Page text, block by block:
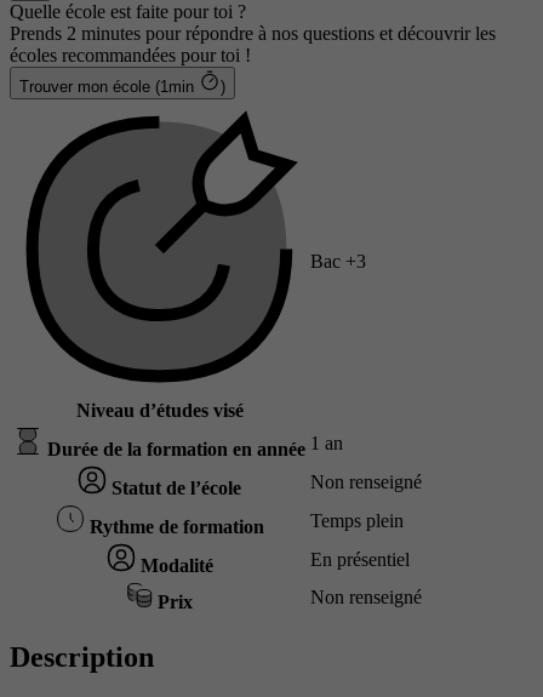
Quelle école est faite pour toi ?
Prends 2 minutes pour répondre à nos questions et découvrir les
écoles recommandées pour toi !
Trouver mon école (1min )
Niveau d’études visé
Bac +3
Durée de la formation en année 1 an
Statut de l’école Non renseigné
Rythme de formation Temps plein
Modalité En présentiel
Prix Non renseigné
Description